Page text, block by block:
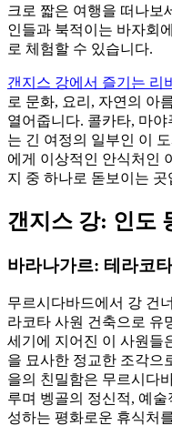
크로 짧은 여행을 떠나보
인들과 북적이는 바자회
로 체험할 수 있습니다.
갠지스 강에서 즐기는 리
로 문화, 요리, 자연의 아
열어줍니다. 콜카타, 마
는 긴 여정의 일부인 이
에게 이상적인 안식처인
지 중 하나로 돋보이는 곳
갠지스 강: 인도
바라나가르: 테라코
무르시다바드에서 강 건
라코타 사원 건축으로 유
세기에 지어진 이 사원들
을 묘사한 정교한 조각으
을의 친밀함은 무르시다
루며 벵골의 정신적, 예
성하는 평화로운 휴식처